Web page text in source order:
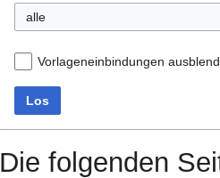
alle
Vorlageneinbindungen
Los
Die folgenden